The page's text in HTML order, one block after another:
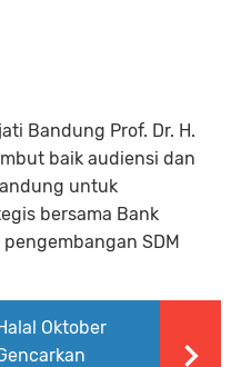
Bandung Prof. Dr. H.
baik audiensi dan
untuk
bersama Bank
SDM
Oktober